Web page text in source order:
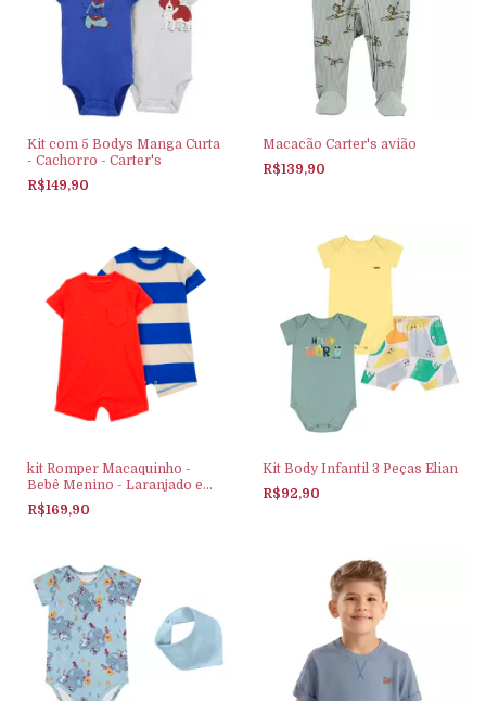
Kit com 5 Bodys Manga Curta
- Cachorro - Carter's
R$149,90
Macacão Carter's avião
R$139,90
kit Romper Macaquinho -
Bebê Menino - Laranjado e
azul listrado - Carter's
R$169,90
Kit Body Infantil 3 Peças Elian
R$92,90